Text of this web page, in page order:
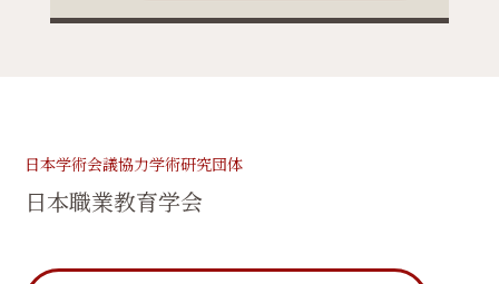
日本学術会議協力学術研究団体
日本職業教育学会